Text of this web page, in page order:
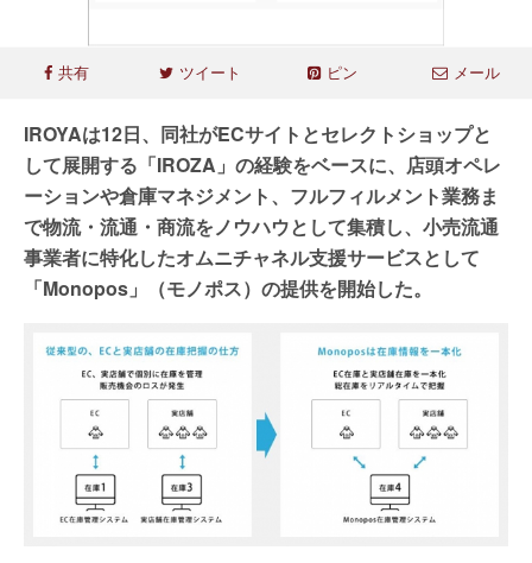
共有 ツイート ピン メール
IROYAは12日、同社がECサイトとセレクトショップと
して展開する「IROZA」の経験をベースに、店頭オペレ
ーションや倉庫マネジメント、フルフィルメント業務ま
で物流・流通・商流をノウハウとして集積し、小売流通
事業者に特化したオムニチャネル支援サービスとして
「Monopos」（モノポス）の提供を開始した。